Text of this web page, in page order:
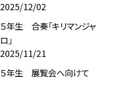
2025/12/02
５年生 合奏「キリマンジャ
ロ」
2025/11/21
５年生 展覧会へ向けて